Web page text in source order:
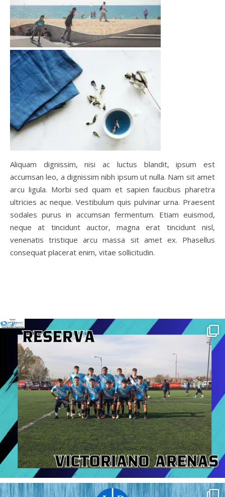
Aliquam dignissim, nisi ac luctus blandit, ipsum est
accumsan leo, a dignissim nibh ipsum ut nulla. Nam sit amet
arcu ligula. Morbi sed quam et sapien faucibus pharetra
ultricies ac neque. Vestibulum quis pulvinar urna. Praesent
sodales purus in accumsan fermentum. Etiam euismod,
neque at tincidunt auctor, magna erat tincidunt nisl,
venenatis tristique arcu massa sit amet ex. Phasellus
consequat placerat enim, vitae sollicitudin.